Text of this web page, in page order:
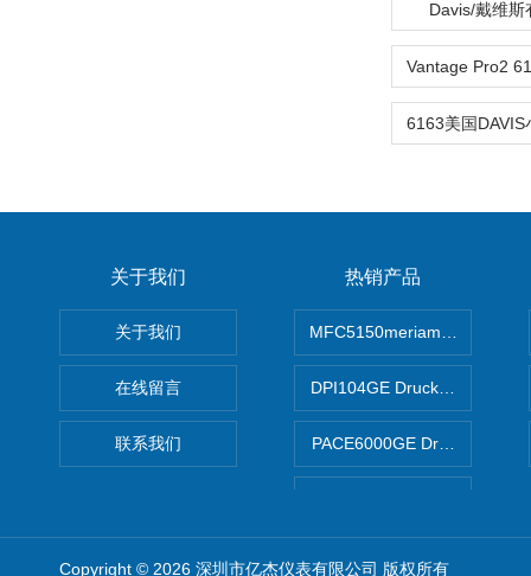
Davis/戴维斯
关于我们
关于我们
在线留言
联系我们
热销产品
MFC5150meriam智能手操器
DPI104GE Druck德鲁克
PACE6000GE Druck德鲁克
Copyright © 2026 深圳市亿杰仪表有限公司 版权所有